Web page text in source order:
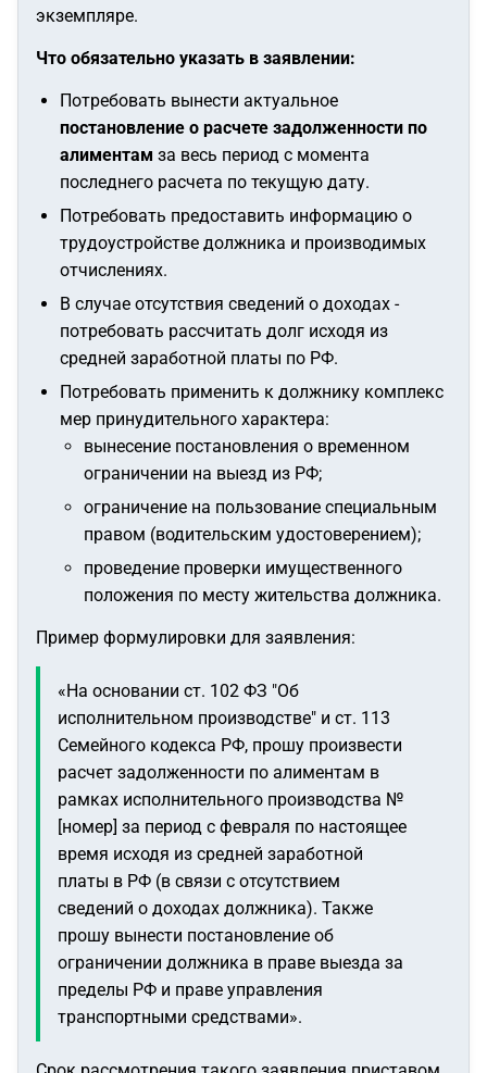
экземпляре.
Что обязательно указать в заявлении:
Потребовать вынести актуальное
постановление о расчете задолженности по
алиментам за весь период с момента
последнего расчета по текущую дату.
Потребовать предоставить информацию о
трудоустройстве должника и производимых
отчислениях.
В случае отсутствия сведений о доходах -
потребовать рассчитать долг исходя из
средней заработной платы по РФ.
Потребовать применить к должнику комплекс
мер принудительного характера:
вынесение постановления о временном
ограничении на выезд из РФ;
ограничение на пользование специальным
правом (водительским удостоверением);
проведение проверки имущественного
положения по месту жительства должника.
Пример формулировки для заявления:
«На основании ст. 102 ФЗ "Об
исполнительном производстве" и ст. 113
Семейного кодекса РФ, прошу произвести
расчет задолженности по алиментам в
рамках исполнительного производства №
[номер] за период с февраля по настоящее
время исходя из средней заработной
платы в РФ (в связи с отсутствием
сведений о доходах должника). Также
прошу вынести постановление об
ограничении должника в праве выезда за
пределы РФ и праве управления
транспортными средствами».